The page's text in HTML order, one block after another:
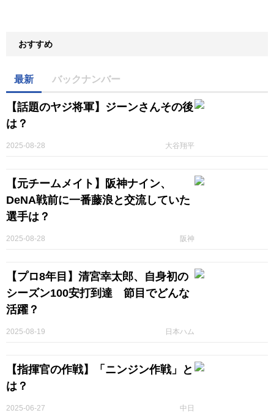
おすすめ
最新 バックナンバー
【話題のヤジ将軍】ジーンさんその後
は？
大谷翔平
2025-08-28
【元チームメイト】阪神ナイン、
DeNA戦前に一番藤浪と交流していた
選手は？
阪神
2025-08-28
【プロ8年目】清宮幸太郎、自身初の
シーズン100安打到達 節目でどんな
活躍？
日本ハム
2025-08-19
【指揮官の作戦】「ニンジン作戦」と
は？
中日
2025-06-27